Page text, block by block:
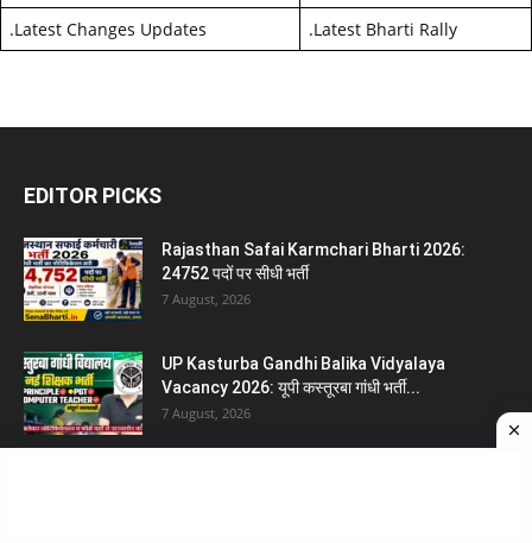
.Latest Changes Updates .Latest Bharti Rally
EDITOR PICKS
Rajasthan Safai Karmchari Bharti 2026:
24752 पदों पर सीधी भर्ती
7 August, 2026
UP Kasturba Gandhi Balika Vidyalaya
Vacancy 2026: यूपी कस्तूरबा गांधी भर्ती...
7 August, 2026